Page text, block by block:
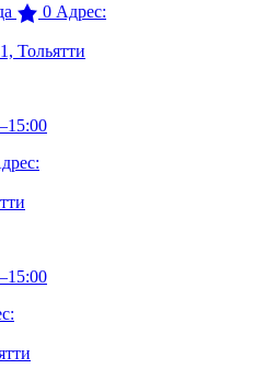
0 Адрес:
Тольятти